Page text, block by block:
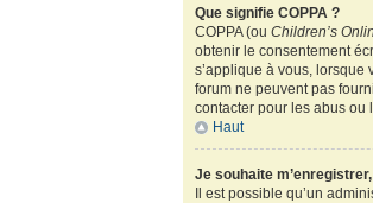
Que signifie COPPA ?
COPPA (ouChildren’s
obtenir le consentement
s’applique à vous,
forum ne peuvent pas
contacter pour les abus ou
Haut
Je souhaite
Il est possible qu’un